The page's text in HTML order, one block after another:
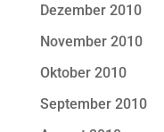
Dezember 2010
November 2010
Oktober 2010
September 2010